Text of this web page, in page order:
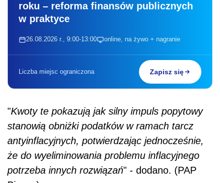
roku – reforma finansów publicznych
w praktyce
26.08.2026 r., 9:00-13:00 online, na żywo + nagranie
Liczba miejsc ograniczona Zapisz się
"Kwoty te pokazują jak silny impuls popytowy
stanowią obniżki podatków w ramach tarcz
antyinflacyjnych, potwierdzając jednocześnie,
że do wyeliminowania problemu inflacyjnego
potrzeba innych rozwiązań" - dodano. (PAP